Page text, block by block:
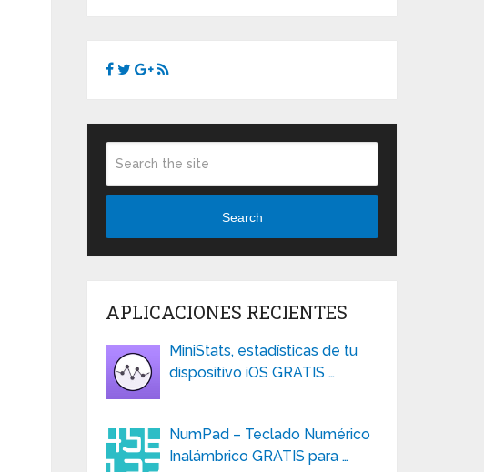
Search
APLICACIONES RECIENTES
MiniStats, estadísticas de tu
dispositivo iOS GRATIS …
NumPad – Teclado Numérico
Inalámbrico GRATIS para …